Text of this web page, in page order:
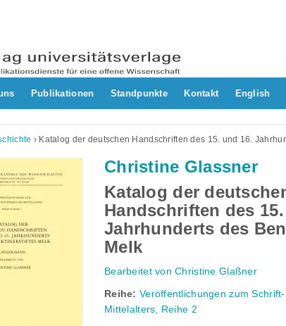
Publikationen Standpunkte Kontakt English
› Katalog der deutschen Handschriften des 15. und 16.
Christine Glassner
Katalog der
Handschriften des
Jahrhunderts des
Melk
Bearbeitet von Christine Glaßner
Reihe: Veröffentlichungen zum
Mittelalters, Reihe 2